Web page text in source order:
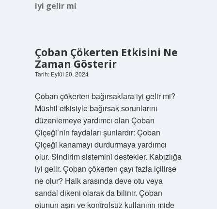
iyi gelir mi
Çoban Çökerten Etkisini Ne
Zaman Gösterir
Tarih: Eylül 20, 2024
Çoban çökerten bağırsaklara iyi gelir mi?
Müshil etkisiyle bağırsak sorunlarını
düzenlemeye yardımcı olan Çoban
Çiçeği’nin faydaları şunlardır: Çoban
Çiçeği kanamayı durdurmaya yardımcı
olur. Sindirim sistemini destekler. Kabızlığa
iyi gelir. Çoban çökerten çayı fazla içilirse
ne olur? Halk arasında deve otu veya
sandal dikeni olarak da bilinir. Çoban
otunun aşırı ve kontrolsüz kullanımı mide